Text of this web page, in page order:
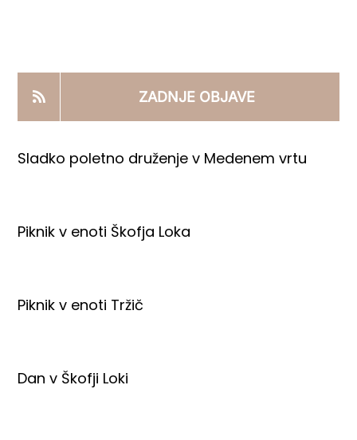
PRODAJNI IZDELKI
AKTUALNO
ZADNJE OBJAVE
Sladko poletno druženje v Medenem vrtu
Piknik v enoti Škofja Loka
Piknik v enoti Tržič
Dan v Škofji Loki